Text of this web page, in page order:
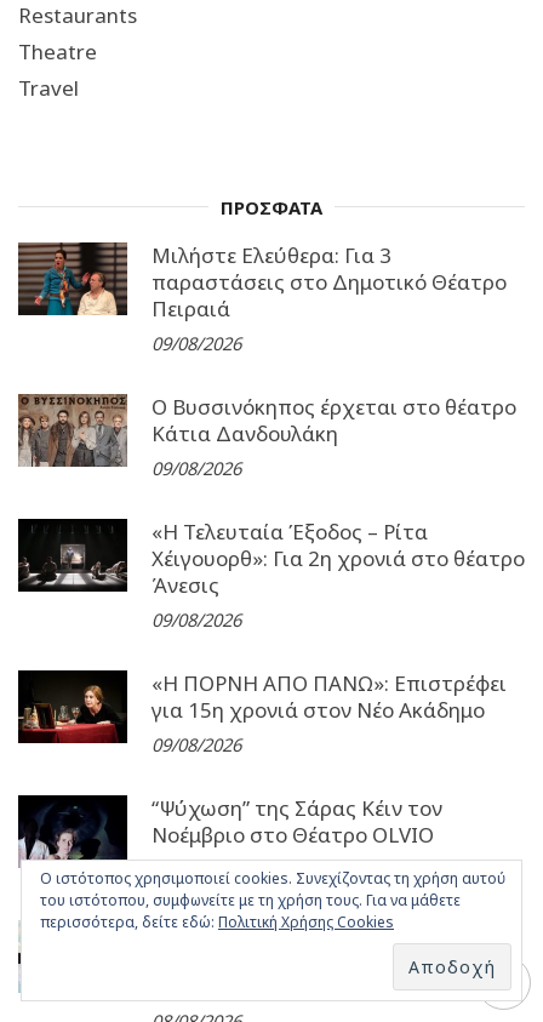
Restaurants
Theatre
Travel
ΠΡΟΣΦΑΤΑ
Μιλήστε Ελεύθερα: Για 3
παραστάσεις στο Δημοτικό Θέατρο
Πειραιά
09/08/2026
Ο Βυσσινόκηπος έρχεται στο θέατρο
Κάτια Δανδουλάκη
09/08/2026
«Η Τελευταία Έξοδος – Ρίτα
Χέιγουορθ»: Για 2η χρονιά στο θέατρο
Άνεσις
09/08/2026
«Η ΠΟΡΝΗ ΑΠΟ ΠΑΝΩ»: Επιστρέφει
για 15η χρονιά στον Νέο Ακάδημο
09/08/2026
“Ψύχωση” της Σάρας Κέιν τον
Νοέμβριο στο Θέατρο OLVIO
09/08/2026
Χατζηφραγκέτα the band: Στις 10
Σεπτεμβρίου στην Τεχνόπολη Δήμου
Ο ιστότοπος χρησιμοποιεί cookies. Συνεχίζοντας τη χρήση αυτού
του ιστότοπου, συμφωνείτε με τη χρήση τους. Για να μάθετε
περισσότερα, δείτε εδώ: Πολιτική Χρήσης Cookies